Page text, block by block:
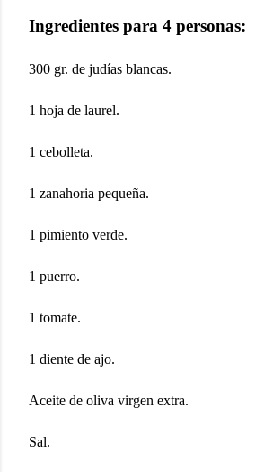
Ingredientes para 4 personas:
300 gr. de judías blancas.
1 hoja de laurel.
1 cebolleta.
1 zanahoria pequeña.
1 pimiento verde.
1 puerro.
1 tomate.
1 diente de ajo.
Aceite de oliva virgen extra.
Sal.